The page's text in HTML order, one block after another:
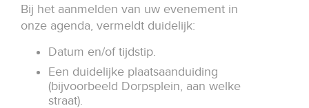
Bij het aanmelden van uw evenement in
onze agenda, vermeldt duidelijk:
Datum en/of tijdstip.
Een duidelijke plaatsaanduiding
(bijvoorbeeld Dorpsplein, aan welke
straat).